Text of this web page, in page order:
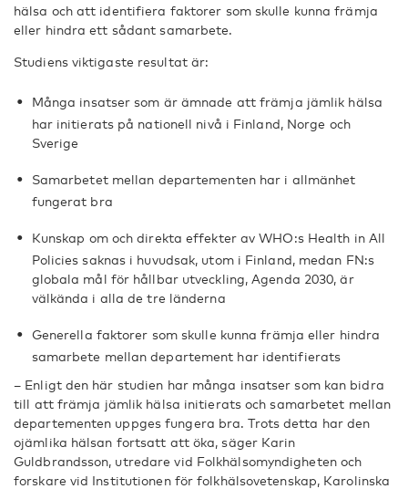
hälsa och att identifiera faktorer som skulle kunna främja
eller hindra ett sådant samarbete.
Studiens viktigaste resultat är:
Många insatser som är ämnade att främja jämlik hälsa
har initierats på nationell nivå i Finland, Norge och
Sverige
Samarbetet mellan departementen har i allmänhet
fungerat bra
Kunskap om och direkta effekter av WHO:s Health in All
Policies saknas i huvudsak, utom i Finland, medan FN:s
globala mål för hållbar utveckling, Agenda 2030, är
välkända i alla de tre länderna
Generella faktorer som skulle kunna främja eller hindra
samarbete mellan departement har identifierats
– Enligt den här studien har många insatser som kan bidra
till att främja jämlik hälsa initierats och samarbetet mellan
departementen uppges fungera bra. Trots detta har den
ojämlika hälsan fortsatt att öka, säger Karin
Guldbrandsson, utredare vid Folkhälsomyndigheten och
forskare vid Institutionen för folkhälsovetenskap, Karolinska